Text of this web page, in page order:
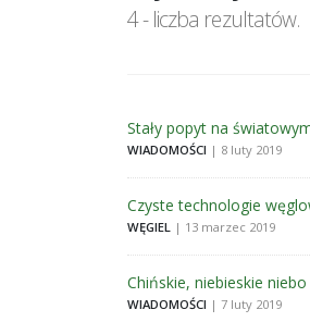
4 - liczba rezultatów.
Stały popyt na
WIADOMOŚCI | 8 luty 2019
Czyste technologie
WĘGIEL | 13 marzec 2019
Chińskie, niebieskie niebo
WIADOMOŚCI | 7 luty 2019